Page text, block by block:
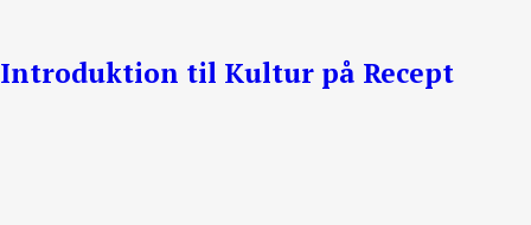
Introduktion til Kultur på Recept